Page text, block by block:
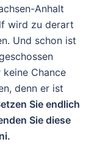
Anhalt
wird zu derart
Und schon ist
Chance
denn er ist
Sie endlich
Sie diese